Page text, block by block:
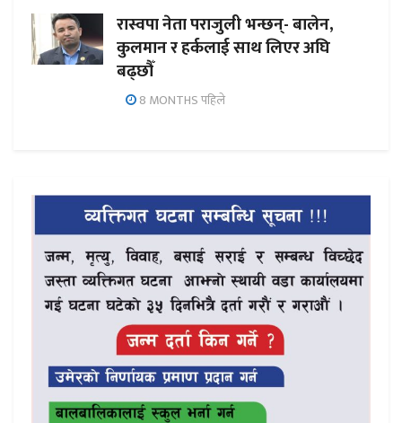
रास्वपा नेता पराजुली भन्छन्- बालेन,
कुलमान र हर्कलाई साथ लिएर अघि
बढ्छौँ
8 MONTHS पहिले